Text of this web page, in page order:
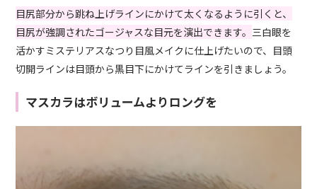
目尻部分から跳ね上げラインにかけて太くなるように引くと、
目尻が強調されたゴージャスな目元を演出できます。 三白眼を
活かすミステリアスなつり目風メイクに仕上げたいので、目頭
切開ラインは目頭から黒目下にかけてラインを引きましょう。
マスカラはボリュームよりロングを